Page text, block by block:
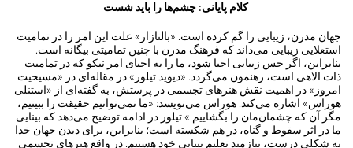
کلام پایانی: چشم‌ها را باید شست
جهان مدرن، زیبایی را گم کرده است. «بالتازار» علت این امر را در تمامیت
استعلایی زیبایی می‌داند که فرهنگ مدرن با چنین تمامیتی بیگانه است.
بنابراین، اگر حس زیبایی احیا شود، ما را به احیای امر نیکو که در تمامیت
ذات الاهی است، رهنمون می‌گردد. «دیوید تیلور» در مقاله‌ای در «مسیحیت
امروز» در اهمیت نقش هنرهای تجسمی در پرستش، به گفته‌ای از «استنلی
هوراس» اشاره می‌کند. هوراس می‌نویسد: «ما نمی‌توانیم حقیقت را ببینیم،
مگر آن‌ که چشمان‌مان را بگشاییم.» تیلور در ادامه توضیح می‌دهد که بینایی
ما در اثر سقوط و گناه، در هم شکسته است؛ بنابراین، برای دیدن جهان خدا
به شکلی درست، نیازمند تعلیم بینایی خود هستیم. در واقع هنرهای تجسمی